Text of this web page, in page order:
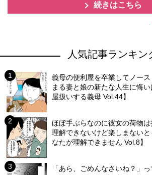
続きはこちら
人気記事ランキン
義母の便利屋を卒業してノー
まる妻と娘の新たな人生に悔
屋扱いする義母 Vol.44】
ほぼ手ぶらなのに彼女の荷物
理解できないけど楽しまない
なたが理解できません Vol.8】
「あら、ごめんなさいね？」